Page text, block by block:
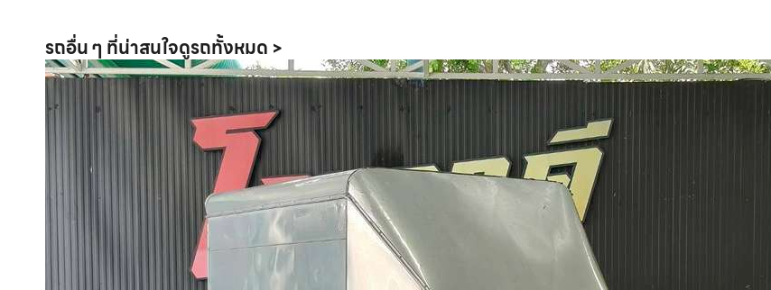
รถอื่น ๆ ที่น่าสนใจดูรถทั้งหมด >